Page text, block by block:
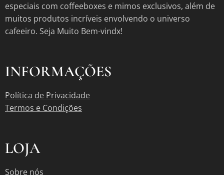
especiais com coffeeboxes e mimos exclusivos, além de
muitos produtos incríveis envolvendo o universo
cafeeiro. Seja Muito Bem-vindx!
INFORMAÇÕES
Política de Privacidade
Termos e Condições
LOJA
Sobre nós